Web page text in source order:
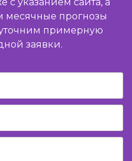
прогнозы
примерную
заявки.